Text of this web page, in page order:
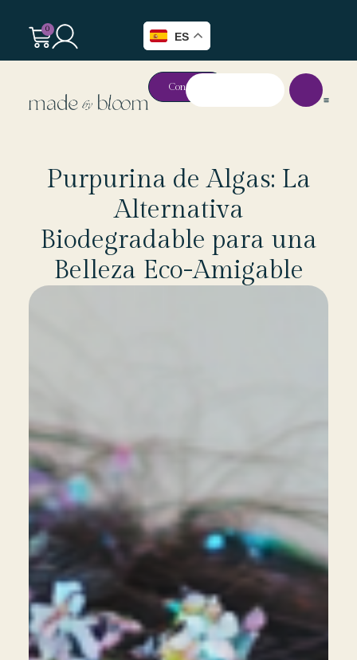
ES
0
Contacto
Purpurina de Algas: La
Alternativa
Biodegradable para una
Belleza Eco-Amigable